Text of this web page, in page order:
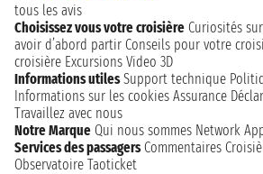
tous les avis
Choisissez vous votre croisière Curiosités
avoir d’abord partir Conseils pour votre
croisière Excursions Video 3D
Informations utiles Support technique
Informations sur les cookies Assurance
Travaillez avec nous
Notre Marque Qui nous sommes Network
Services des passagers Commentaires
Observatoire Taoticket